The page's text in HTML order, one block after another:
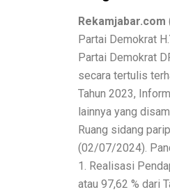
Rekamjabar.com
Partai Demokrat
Partai Demokrat
secara tertulis
Tahun 2023,
lainnya yang
Ruang sidang
(02/07/2024).
1. Realisasi
atau 97,62 % dari